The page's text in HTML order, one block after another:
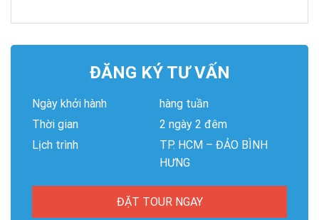
ĐĂNG KÝ TƯ VẤN
Ngày khởi hành
hàng tuần
Thời gian
2 ngày 2 đêm
Lịch trình
TP. HCM – ĐẢO BÌNH
HƯNG
ĐẶT TOUR NGAY